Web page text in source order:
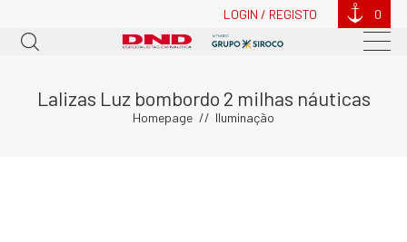
LOGIN / REGISTO 0
Lalizas Luz bombordo 2 milhas náuticas
Homepage Iluminação